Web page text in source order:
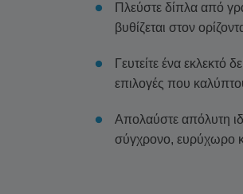
Πλεύστε δίπλα από
βυθίζεται στον
Γευτείτε ένα
επιλογές που
Απολαύστε απόλυτη
σύγχρονο, ευρύχωρο